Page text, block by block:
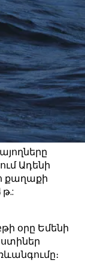
Ադենի
քաղաքի
օրը Եմենի